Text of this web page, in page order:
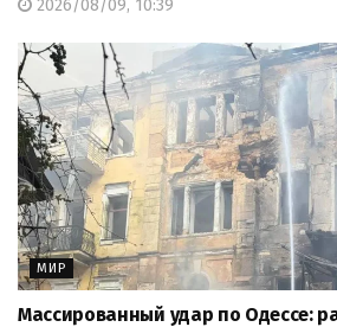
2026/08/09, 10:39
МИР
Массированный удар по Одессе: